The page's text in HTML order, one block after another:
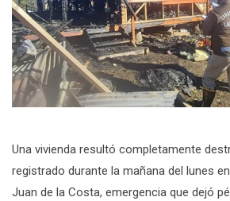
Una vivienda resultó completamente
registrado durante la mañana del lunes
Juan de la Costa, emergencia que dejó